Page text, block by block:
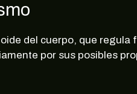
del cuerpo, que
por sus posibles